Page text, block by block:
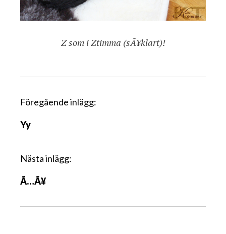
Z som i Ztimma (sÃ¥klart)!
I
g
s
a
Föregående inlägg:
Yy
Nästa inlägg:
Ã…Ã¥